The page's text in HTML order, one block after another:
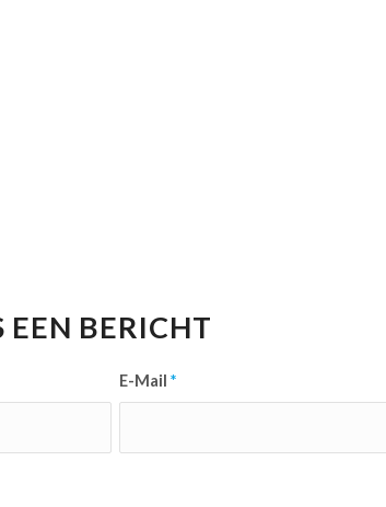
EEN BERICHT
E-Mail*